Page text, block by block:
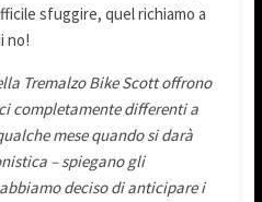
sfuggire, quel richiamo a
no!
Tremalzo Bike Scott offrono
completamente differenti a
mese quando si darà
– spiegano gli
deciso di anticipare i